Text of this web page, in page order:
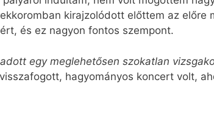
kirajzolódott előttem az előre
és ez nagyon fontos szempont.
egy meglehetősen szokatlan
hagyományos koncert volt,